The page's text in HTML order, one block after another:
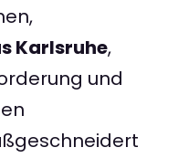
Karlsruhe,
und